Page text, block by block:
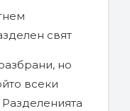
свят
но
всеки